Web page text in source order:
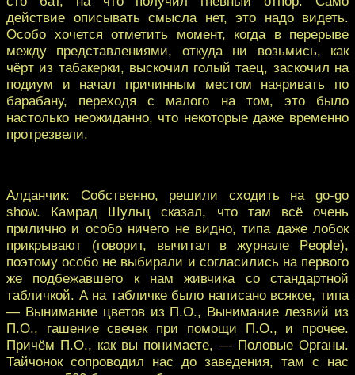
действие описывать смысла нет, это надо видеть.
Особо хочется отметить момент, когда в перерыве
между представлениями, откуда ни возьмись, как
чёрт из табакерки, выскочил голый таец, заскочил на
подиум и начал причинным местом наяривать по
барабану, переходя с малого на том, это было
настолько неожиданно, что некоторые даже временно
протрезвели.
Алданчик: Собственно, решили сходить на go-go
show. Камрад Шульц сказал, что там всё очень
прилично и особо ничего не видно, типа даже лобок
прикрывают (говорит, вычитал в журнале People),
поэтому особо не выбирали и согласились на первого
же подбежавшего к нам живчика со стандартной
табличкой. А на табличке было написано всякое, типа
— Вынимание цветов из П.О., Вынимание лезвий из
П.О., гашение свечек при помощи П.О., и прочее.
Причём П.О., как вы понимаете, — Половые Органы.
Тайчонок сопроводил нас до заведения, там с нас